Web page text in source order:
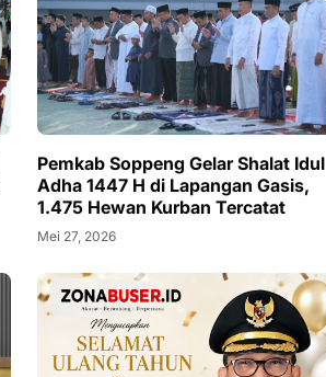
Pemkab Soppeng Gelar Shalat Idul
Adha 1447 H di Lapangan Gasis,
1.475 Hewan Kurban Tercatat
Mei 27, 2026